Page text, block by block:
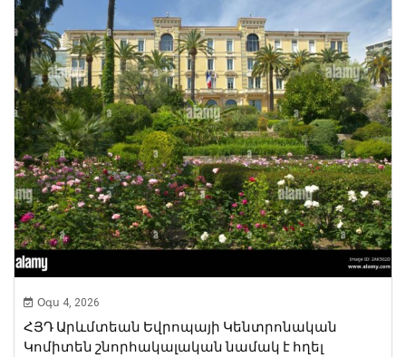
Օգս 4, 2026
ՀՅԴ Արևմտեան Եվրոպայի Կենտրոնական
Կոմիտեն շնորհակալական նամակ է հղել